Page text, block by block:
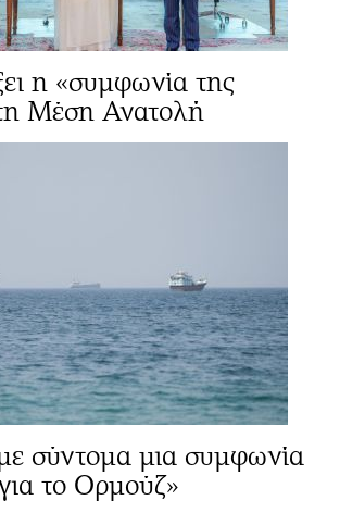
η «συμφωνία της
Μέση Ανατολή
σύντομα μια συμφωνία
το Ορμούζ»